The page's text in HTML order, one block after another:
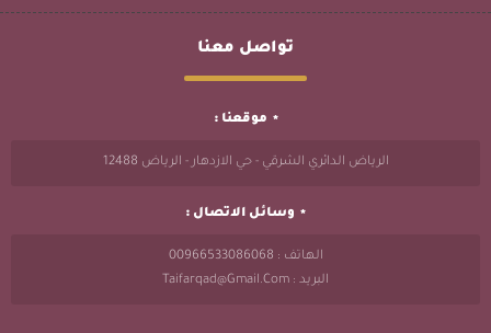
تواصل معنا
موقعنا :
الرياض الدائري الشرقي - حي الازدهار - الرياض 12488
وسائل الاتصال :
الهاتف : 00966533086068
البريد : Taifarqad@gmail.com